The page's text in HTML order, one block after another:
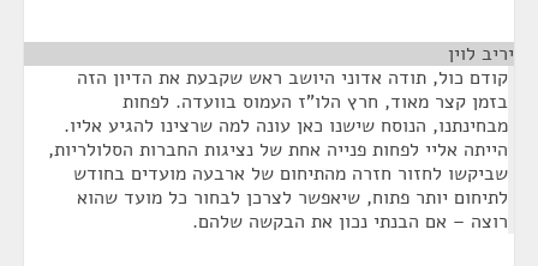
יריב לוין
קודם כול, תודה אדוני היושב ראש שקבעת את הדיון הזה
בזמן קצר מאוד, חרץ הלו"ז העמוס בוועדה. לפחות
מבחינתנו, הנוסח שישנו כאן עונה למה שרצינו להגיע אליו.
הייתה אליי לפחות פנייה אחת של נציגות החברות הסלולריות,
שביקשו לחזור חזרה מהתיחום של ארבעה מועדים בחודש
לתיחום יותר פתוח, שיאפשר לצרכן לבחור כל מועד שהוא
רוצה – אם הבנתי נכון את הבקשה שלהם.